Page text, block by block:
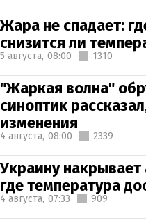
Жара не спадает:
снизится ли
5 августа, 08:00 1310
"Жаркая волна"
синоптик
изменения
4 августа, 08:00 2339
Украину
где температура
4 августа, 07:33 909